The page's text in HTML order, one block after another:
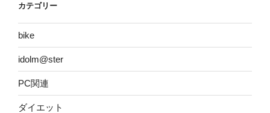
カテゴリー
bike
idolm@ster
PC関連
ダイエット